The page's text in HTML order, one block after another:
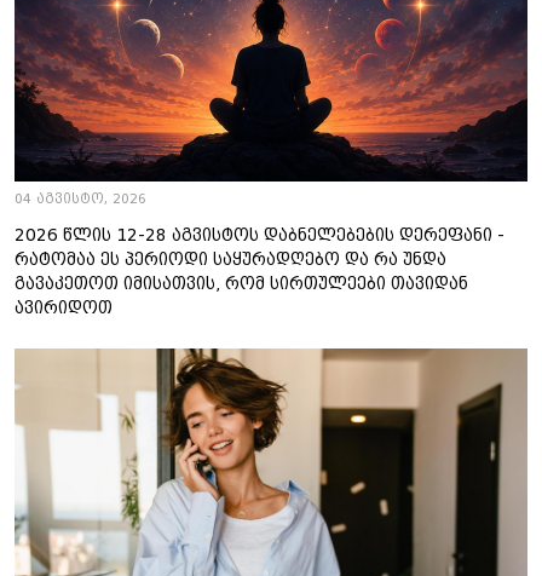
04 აგვისტო, 2026
2026 წლის 12-28 აგვისტოს დაბნელებების დერეფანი -
რატომაა ეს პერიოდი საყურადღებო და რა უნდა
გავაკეთოთ იმისათვის, რომ სირთულეები თავიდან
ავირიდოთ